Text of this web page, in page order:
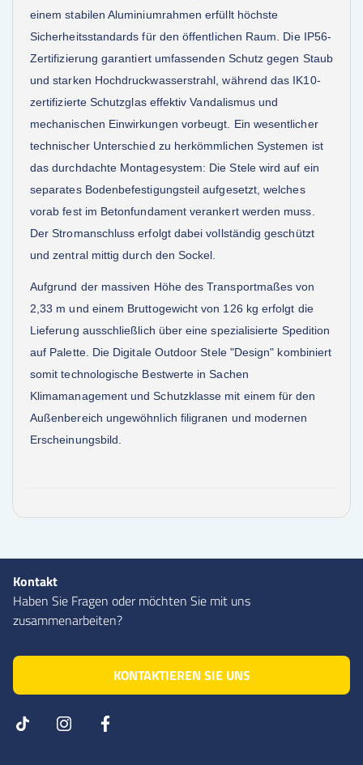
einem stabilen Aluminiumrahmen erfüllt höchste
Sicherheitsstandards für den öffentlichen Raum. Die IP56-
Zertifizierung garantiert umfassenden Schutz gegen Staub
und starken Hochdruckwasserstrahl, während das IK10-
zertifizierte Schutzglas effektiv Vandalismus und
mechanischen Einwirkungen vorbeugt. Ein wesentlicher
technischer Unterschied zu herkömmlichen Systemen ist
das durchdachte Montagesystem: Die Stele wird auf ein
separates Bodenbefestigungsteil aufgesetzt, welches
vorab fest im Betonfundament verankert werden muss.
Der Stromanschluss erfolgt dabei vollständig geschützt
und zentral mittig durch den Sockel.
Aufgrund der massiven Höhe des Transportmaßes von
2,33 m und einem Bruttogewicht von 126 kg erfolgt die
Lieferung ausschließlich über eine spezialisierte Spedition
auf Palette. Die Digitale Outdoor Stele "Design" kombiniert
somit technologische Bestwerte in Sachen
Klimamanagement und Schutzklasse mit einem für den
Außenbereich ungewöhnlich filigranen und modernen
Erscheinungsbild.
Kontakt
Haben Sie Fragen oder möchten Sie mit uns
zusammenarbeiten?
KONTAKTIEREN SIE UNS